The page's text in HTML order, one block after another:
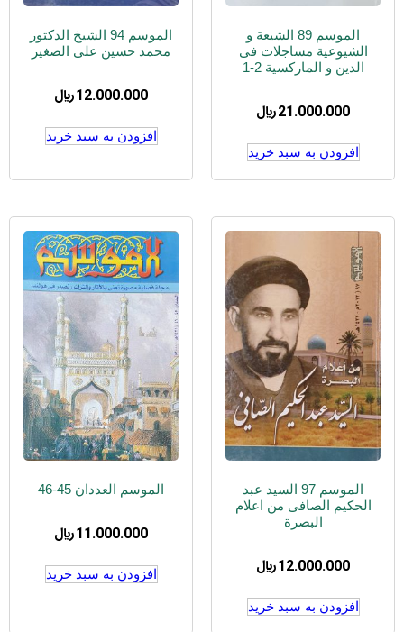
الموسم 89 الشیعة و
الشیوعیة مساجلات فی
الدین و المارکسیة 2-1
21.000.000 ﷼
افزودن به سبد خرید
الموسم 94 الشیخ الدکتور
محمد حسین علی الصغیر
12.000.000 ﷼
افزودن به سبد خرید
الموسم 97 السید عبد
الحکیم الصافی من اعلام
البصرة
12.000.000 ﷼
افزودن به سبد خرید
الموسم العددان 45-46
11.000.000 ﷼
افزودن به سبد خرید